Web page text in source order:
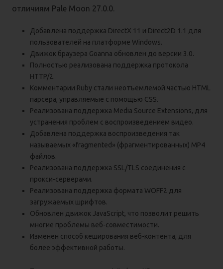
отличиям Pale Moon 27.0.0.
Добавлена поддержка DirectX 11 и Direct2D 1.1 для
пользователей на платформе Windows.
Движок браузера Goanna обновлен до версии 3.0.
Полностью реализована поддержка протокола
HTTP/2.
Комментарии Ruby стали неотъемлемой частью HTML
парсера, управляемые с помощью CSS.
Реализована поддержка Media Source Extensions, для
устранения проблем с воспроизведением видео.
Добавлена поддержка воспроизведения так
называемых «fragmented» (фрагментированных) MP4
файлов.
Реализована поддержка SSL/TLS соединения с
прокси-серверами.
Реализована поддержка формата WOFF2 для
загружаемых шрифтов.
Обновлен движок JavaScript, что позволит решить
многие проблемы веб-совместимости.
Изменен способ кеширования веб-контента, для
более эффективной работы.